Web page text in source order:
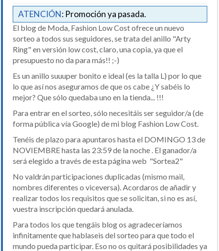
ATENCIÓN: Promoción ya pasada.
El blog de Moda, Fashion Low Cost ofrece un nuevo
sorteo a todos sus seguidores, se trata del anillo "Arty
Ring" en versión low cost, claro, una copia, ya que el
presupuesto no da para más!! ;-)
Es un anillo suuuper bonito e ideal (es la talla L) por lo que
lo que así nos aseguramos de que os cabe ¿Y sabéis lo
mejor? Que sólo quedaba uno en la tienda... !!!
Para entrar en el sorteo, sólo necesitáis ser seguidor/a (de
forma pública vía Google) de mi blog Fashion Low Cost.
Tenéis de plazo para apuntaros hasta el DOMINGO 13 de
NOVIEMBRE hasta las 23:59 de la noche . El ganador/a
será elegido a través de esta página web "Sortea2"
No valdrán participaciones duplicadas (mismo mail,
nombres diferentes o viceversa). Acordaros de añadir y
realizar todos los requisitos que se solicitan, si no es así,
vuestra inscripción quedará anulada.
Para todos los que tengáis blog os agradeceríamos
infinitamente que hablaseis del sorteo para que todo el
mundo pueda participar. Eso no os quitará posibilidades ya